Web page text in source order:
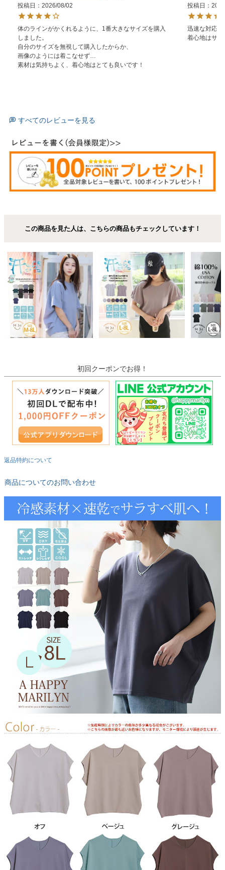
投稿日
2026/08/02
体のラインがかくれるように、1番大きなサイズを購入
しました。
自分のサイズを無視して購入したからか、
画像のようには着こなせず…
素材は気持ちよく、着心地はとても良いです！
投稿日
迅速な対応
着心地はサ
すべてのレビューを見る
この商品を見た人は、こちらの商品もチェックしています！
初回クーポンでお得！
返品特約について
商品についてのお問い合わせ